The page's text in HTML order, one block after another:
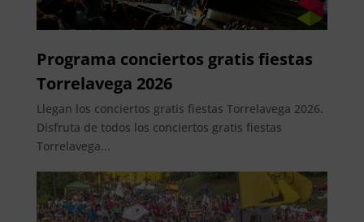
Programa conciertos gratis fiestas
Torrelavega 2026
Llegan los conciertos gratis fiestas Torrelavega 2026.
Disfruta de todos los conciertos gratis fiestas
Torrelavega...